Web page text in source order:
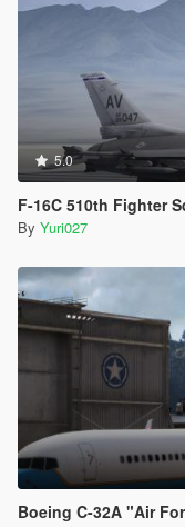
5.0
F-16C 510th Fighter
By Yuri027
Boeing C-32A "Air